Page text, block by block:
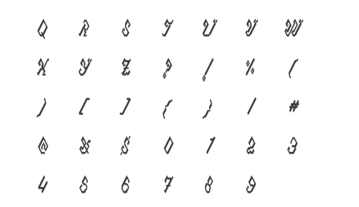
q
r s t u v w
x
y z ? ! %
(
)
[ ] { } /
#
@
& $ 0 1 2
3
4
5 6 7 8 9